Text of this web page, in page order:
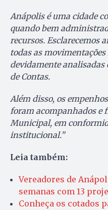
Anápolis é uma cidade
quando bem
recursos. Esclarecemos
todas as
devidamente
de Contas.
Além disso, os
foram acompanhados e
Municipal, em
institucional.”
Leia também:
Vereadores de
semanas com 13
Conheça os cotados